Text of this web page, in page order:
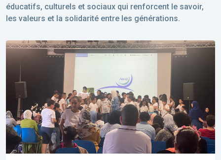
éducatifs, culturels et sociaux qui renforcent le savoir,
les valeurs et la solidarité entre les générations.